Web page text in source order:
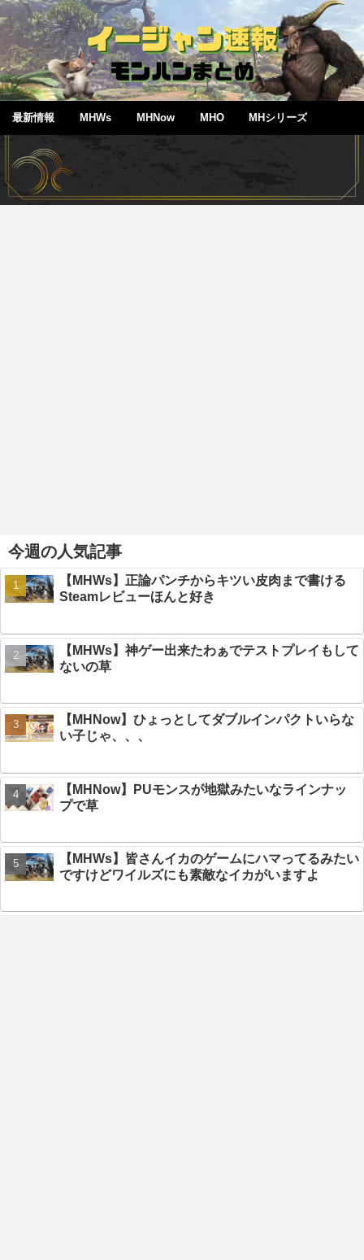
最新情報 MHWs MHNow MHO MHシリーズ
今週の人気記事
【MHWs】正論パンチからキツい皮肉まで書ける
Steamレビューほんと好き
【MHWs】神ゲー出来たわぁでテストプレイもして
ないの草
【MHNow】ひょっとしてダブルインパクトいらな
い子じゃ、、、
【MHNow】PUモンスが地獄みたいなラインナッ
プで草
【MHWs】皆さんイカのゲームにハマってるみたい
ですけどワイルズにも素敵なイカがいますよ